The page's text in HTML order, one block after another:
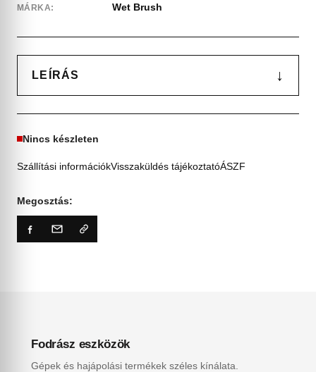
MÁRKA: Wet Brush
LEÍRÁS ↓
Nincs készleten
Szállítási információkVisszaküldés tájékoztatóÁSZF
Megosztás:
Fodrász eszközök
Gépek és hajápolási termékek széles kínálata.